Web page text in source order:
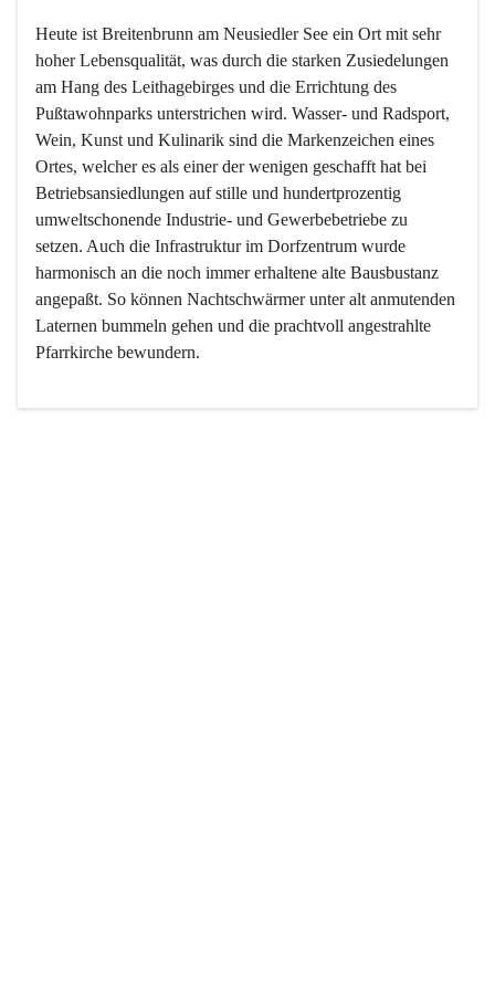
Heute ist Breitenbrunn am Neusiedler See ein Ort mit sehr
hoher Lebensqualität, was durch die starken Zusiedelungen
am Hang des Leithagebirges und die Errichtung des
Pußtawohnparks unterstrichen wird. Wasser- und Radsport,
Wein, Kunst und Kulinarik sind die Markenzeichen eines
Ortes, welcher es als einer der wenigen geschafft hat bei
Betriebsansiedlungen auf stille und hundertprozentig
umweltschonende Industrie- und Gewerbebetriebe zu
setzen. Auch die Infrastruktur im Dorfzentrum wurde
harmonisch an die noch immer erhaltene alte Bausbustanz
angepaßt. So können Nachtschwärmer unter alt anmutenden
Laternen bummeln gehen und die prachtvoll angestrahlte
Pfarrkirche bewundern.
Der Weinbau dominert heute nicht mehr, ist aber integrativer